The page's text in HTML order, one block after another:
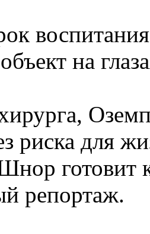
на
риска для
готовит
репортаж.